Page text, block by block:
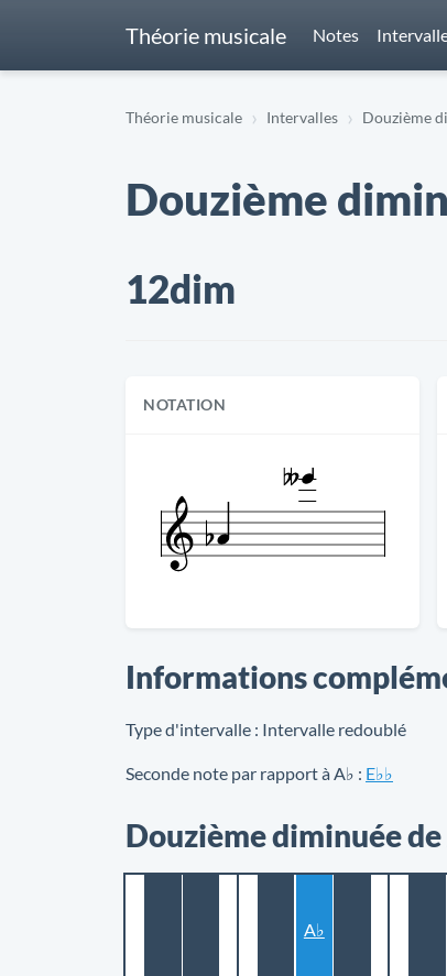
Théorie musicale Notes
Théorie musicale Intervalles Douzième
Douzième
12dim
NOTATION
Informations
Type d'intervalle : Intervalle redoublé
Seconde note par rapport à A♭ : E♭♭
Douzième diminuée
A♭